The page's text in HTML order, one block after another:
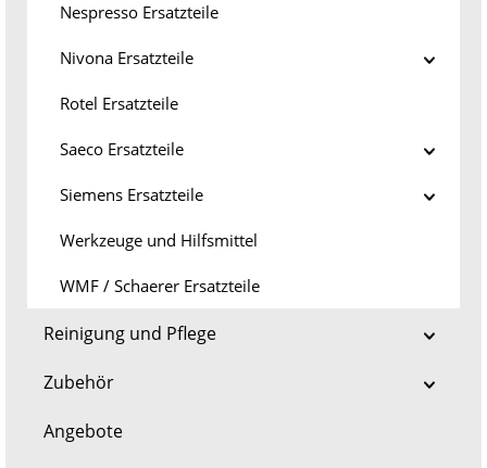
Nespresso Ersatzteile
Nivona Ersatzteile
Rotel Ersatzteile
Saeco Ersatzteile
Siemens Ersatzteile
Werkzeuge und Hilfsmittel
WMF / Schaerer Ersatzteile
Reinigung und Pflege
Zubehör
Angebote